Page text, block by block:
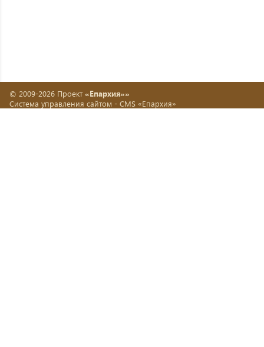
© 2009-2026 Проект «Епархия»»
Система управления сайтом - CMS «Епархия»